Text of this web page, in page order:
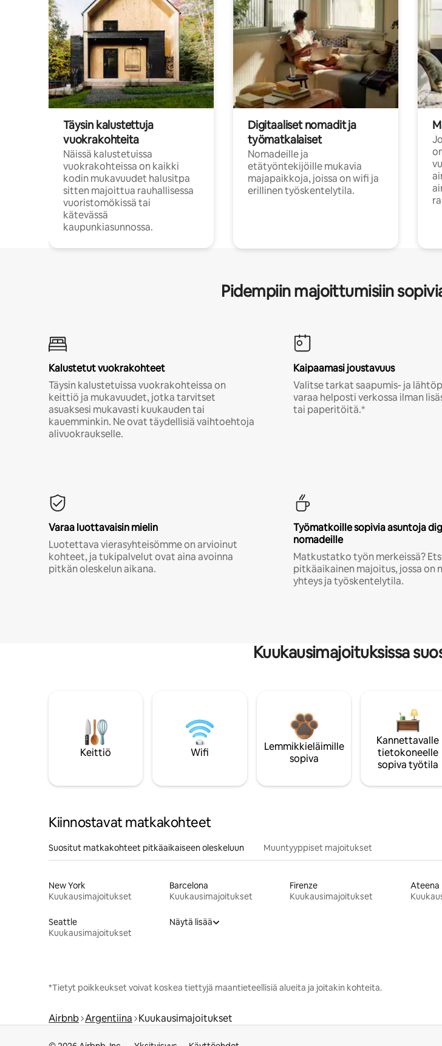
Täysin kalustettuja
vuokrakohteita
Näissä kalustetuissa
vuokrakohteissa on kaikki
kodin mukavuudet halusitpa
sitten majoittua rauhallisessa
vuoristomökissä tai
kätevässä
kaupunkiasunnossa.
Digitaaliset nomadit ja
työmatkalaiset
Nomadeille ja
etätyöntekijöille mukavia
majapaikkoja, joissa on wifi ja
erillinen työskentelytila.
Pidempiin majoittumisiin
Kalustetut vuokrakohteet
Täysin kalustetuissa vuokrakohteissa on
keittiö ja mukavuudet, jotka tarvitset
asuaksesi mukavasti kuukauden tai
kauemminkin. Ne ovat täydellisiä vaihtoehtoja
alivuokraukselle.
Kaipaamasi joustavuus
Valitse tarkat saapumis- ja
varaa helposti verkossa ilman
tai paperitöitä.*
Varaa luottavaisin mielin
Luotettava vierasyhteisömme on arvioinut
kohteet, ja tukipalvelut ovat aina avoinna
pitkän oleskelun aikana.
Työmatkoille sopivia asuntoja
nomadeille
Matkustatko työn merkeissä?
pitkäaikainen majoitus, jossa on
yhteys ja työskentelytila.
Kuukausimajoituksissa
Keittiö Wifi
Lemmikkieläimille
sopiva
Kannettavalle
tietokoneelle
sopiva työtila
Kiinnostavat matkakohteet
Suositut matkakohteet pitkäaikaiseen oleskeluun Muuntyyppiset majoitukset
New York
Kuukausimajoitukset
Barcelona
Kuukausimajoitukset
Firenze
Kuukausimajoitukset
Ateena
Seattle
Kuukausimajoitukset
Näytä lisää
*Tietyt poikkeukset voivat koskea tiettyjä maantieteellisiä alueita ja joitakin kohteita.
Airbnb Argentiina Kuukausimajoitukset